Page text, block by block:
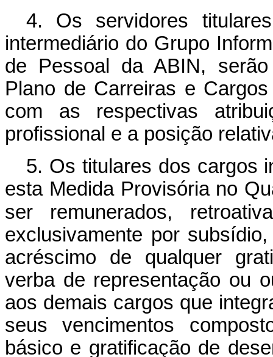
4. Os servidores
intermediário do Grupo
de Pessoal da ABIN, serão
Plano de Carreiras e
com as respectivas
profissional e a posição
5. Os titulares dos cargos
esta Medida Provisória no
ser remunerados,
exclusivamente por
acréscimo de qualquer
verba de representação ou
aos demais cargos que
seus vencimentos
básico e gratificação de